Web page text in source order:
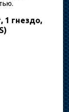
гнездо,